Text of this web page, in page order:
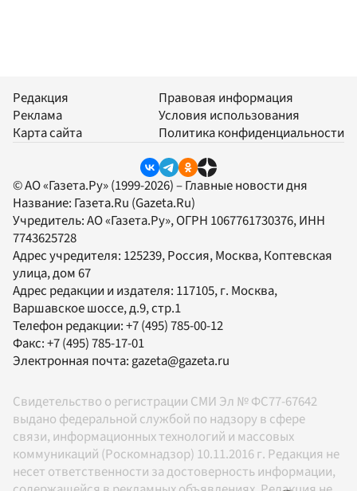
Редакция
Реклама
Карта сайта
Правовая информация
Условия использования
Политика конфиденциальности
© АО «Газета.Ру» (1999-2026) – Главные новости дня
Название: Газета.Ru (Gazeta.Ru)
Учредитель:АО «Газета.Ру», ОГРН 1067761730376, ИНН
7743625728
Адрес учредителя: 125239, Россия, Москва, Коптевская
улица, дом 67
Адрес редакции и издателя: 117105, г. Москва,
Варшавское шоссе, д.9, стр.1
Телефон редакции:+7 (495) 785-00-12
Факс:+7 (495) 785-17-01
Электронная почта:gazeta@gazeta.ru
Свидетельство о регистрации СМИ Эл № ФС77-67642
выдано федеральной службой по надзору в сфере
связи, информационных технологий и массовых
коммуникаций (Роскомнадзор) 10.11.2016 г. Редакция не
несет ответственности за достоверность информации,